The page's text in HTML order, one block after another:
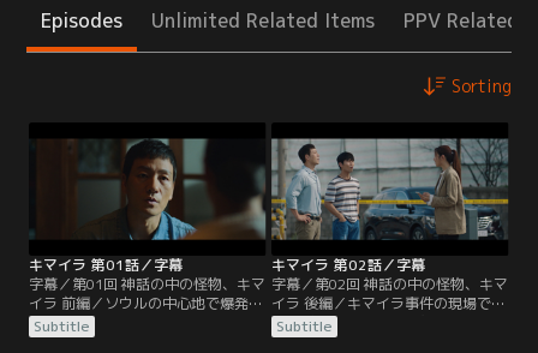
Episodes Unlimited Related Items PPV Related
Sorting
キマイラ 第01話／字幕
字幕／第01回 神話の中の怪物、キマ
イラ 前編／ソウルの中心地で爆発事
件が発生し車が全焼、運転手は死亡
した。捜査を担当する刑事のジェフ
Subtitle
キマイラ 第02話／字幕
字幕／第02回 神話の中の怪物、キマ
イラ 後編／キマイラ事件の現場で
は、ギリシャ神話の怪物キマイラの
絵が施されたライターが必ず発見さ
Subtitle